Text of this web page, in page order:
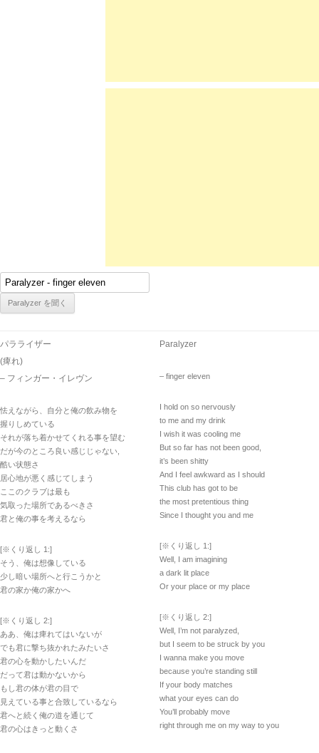
パラライザー
(痺れ)
– フィンガー・イレヴン
怯えながら、自分と俺の飲み物を
握りしめている
それが落ち着かせてくれる事を望む
だが今のところ良い感じじゃない,
酷い状態さ
居心地が悪く感じてしまう
ここのクラブは最も
気取った場所であるべきさ
君と俺の事を考えるなら
[※くり返し 1:]
そう、俺は想像している
少し暗い場所へと行こうかと
君の家か俺の家かへ
[※くり返し 2:]
ああ、俺は痺れてはいないが
でも君に撃ち抜かれたみたいさ
君の心を動かしたいんだ
だって君は動かないから
もし君の体が君の目で
見えている事と合致しているなら
君へと続く俺の道を通じて
君の心はきっと動くさ
Paralyzer
– finger eleven
I hold on so nervously
to me and my drink
I wish it was cooling me
But so far has not been good,
it’s been shitty
And I feel awkward as I should
This club has got to be
the most pretentious thing
Since I thought you and me
[※くり返し 1:]
Well, I am imagining
a dark lit place
Or your place or my place
[※くり返し 2:]
Well, I’m not paralyzed,
but I seem to be struck by you
I wanna make you move
because you’re standing still
If your body matches
what your eyes can do
You’ll probably move
right through me on my way to you